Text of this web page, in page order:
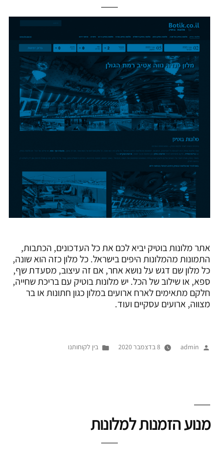
אתר מלונות בוטיק יביא לכם את כל העדכונים, הכתבות,
התמונות מהמלונות היפים בישראל. כל מלון כזה הוא שונה,
כל מלון שם דגש על נושא אחר, אם זה עיצוב, מסעדת שף,
ספא, או שילוב של הכל. יש מלונות בוטיק עם בריכת שחייה,
חלקם מתאימים לארח ארועים במלון כגון חתונות או בר
מצווה, ארועים עסקיים ועוד.
פורסם
admin 8 בדצמבר 2020
Posted
בין לקוחותנו
מנוע הזמנות למלונות